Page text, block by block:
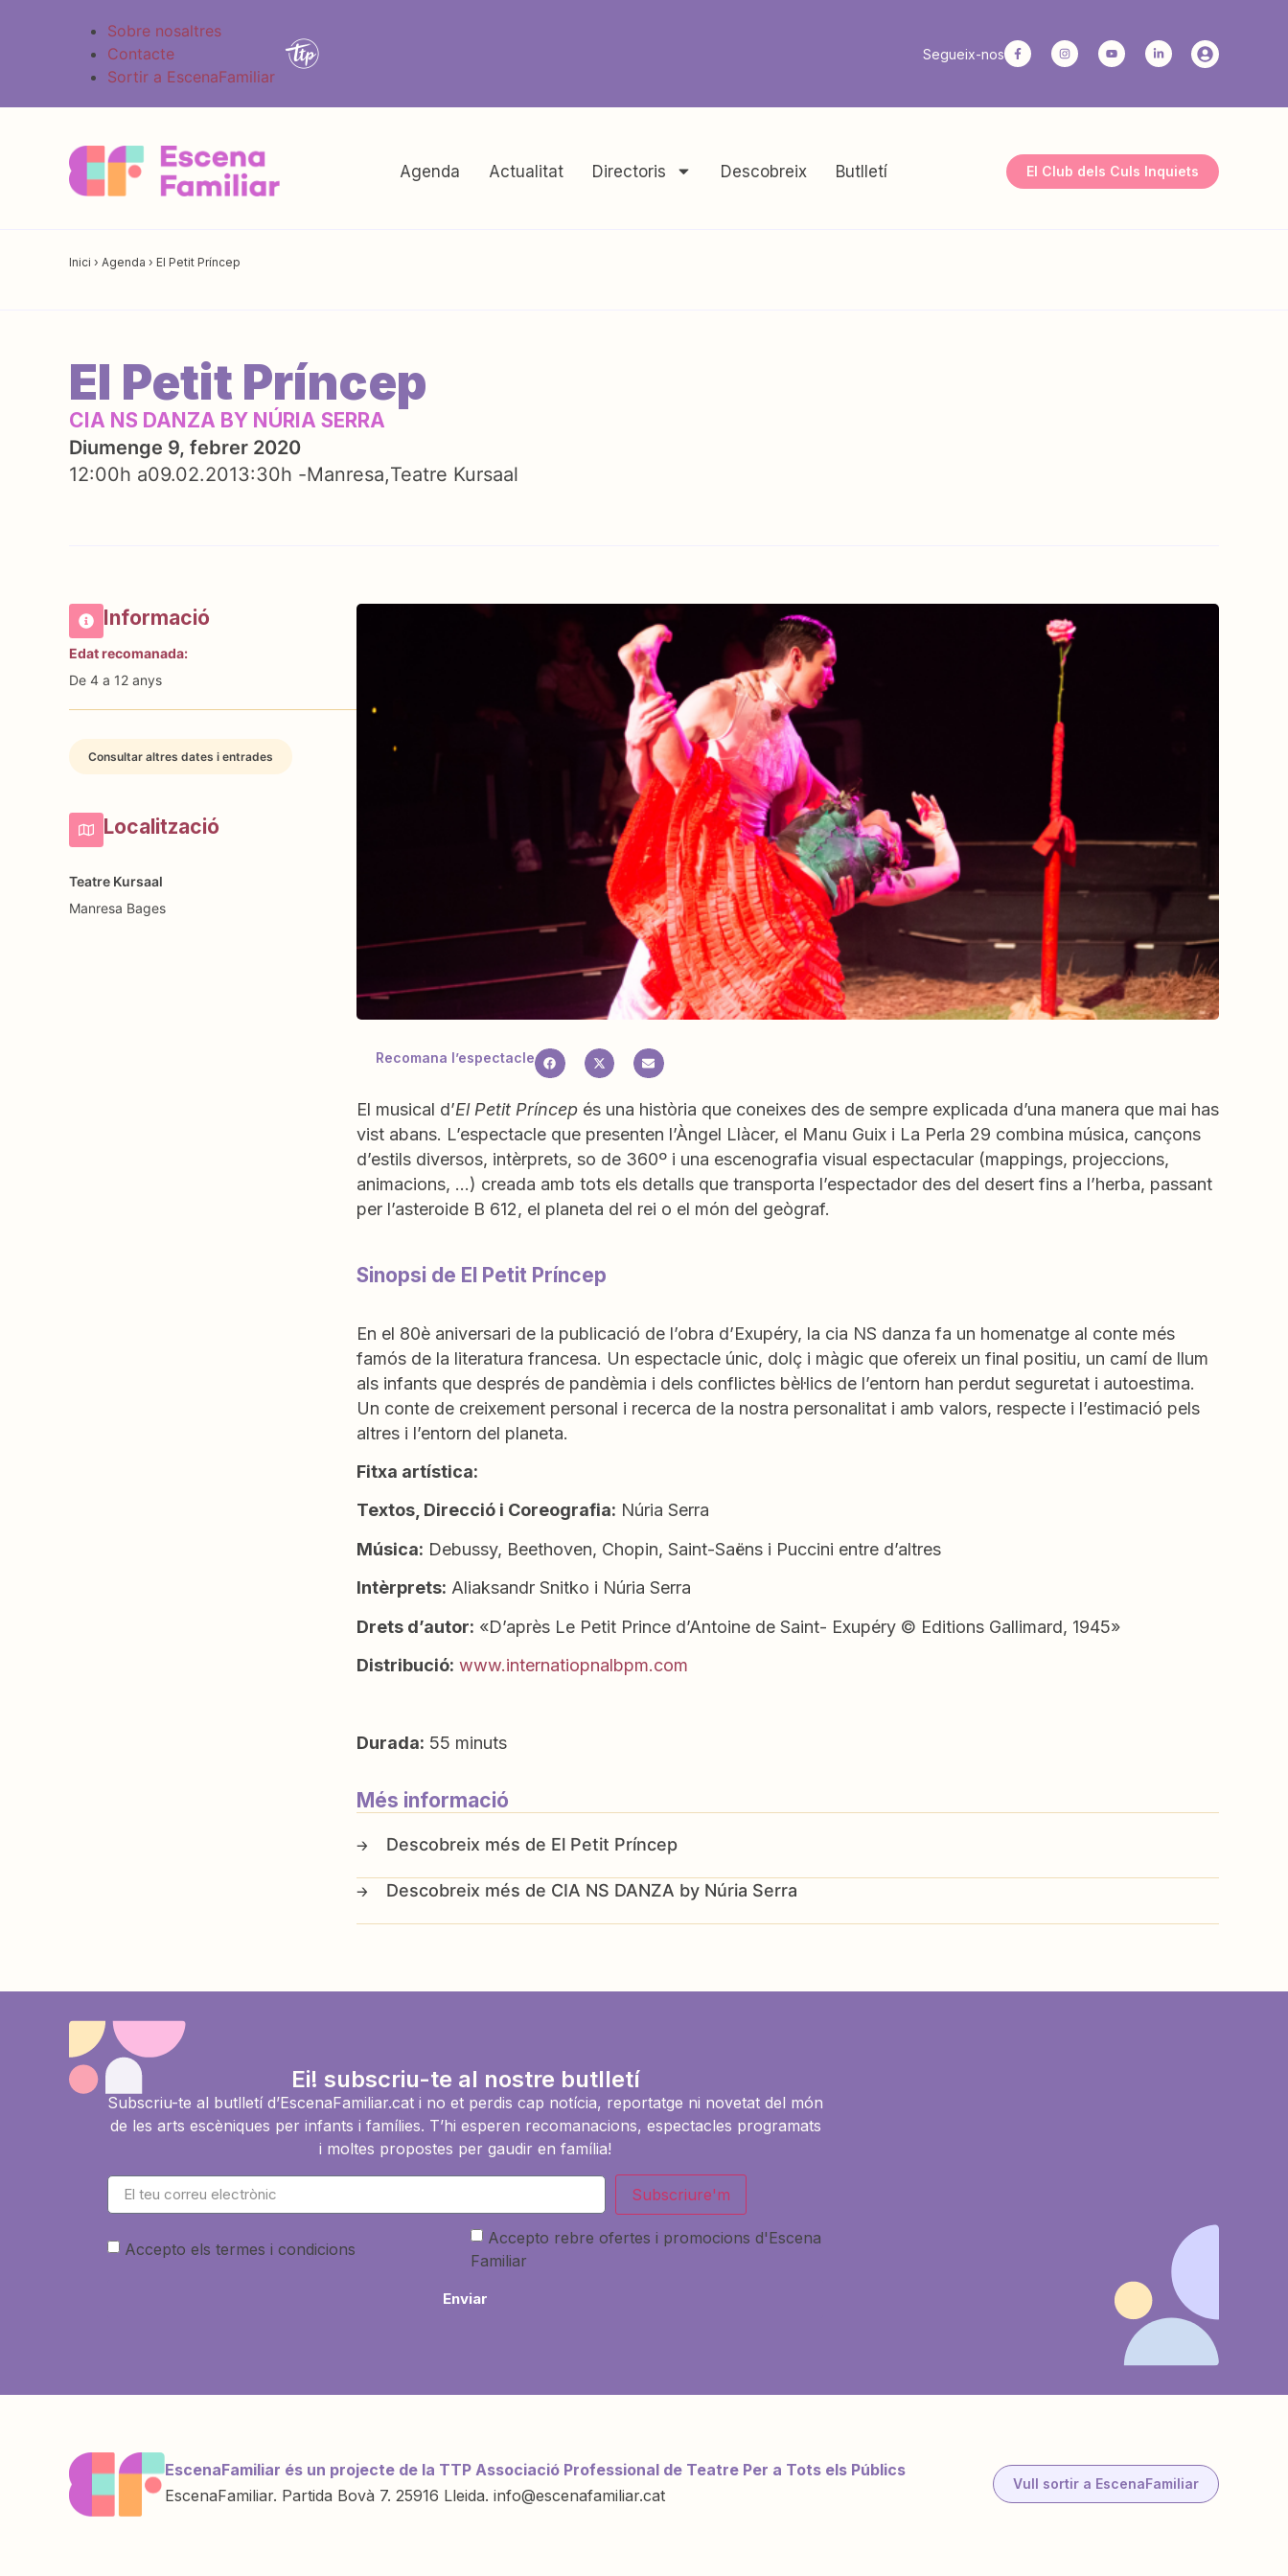
Sobre nosaltres
Contacte
Sortir a EscenaFamiliar
Segueix-nos
Agenda Actualitat Directoris Descobreix Butlletí El Club dels Culs Inquiets
Inici › Agenda › El Petit Príncep
El Petit Príncep
CIA NS DANZA BY NÚRIA SERRA
Diumenge 9, febrer 2020
12:00h a09.02.2013:30h -Manresa Teatre Kursaal
Informació
Edat recomanada:
De 4 a 12 anys
Consultar altres dates i entrades
Localització
Teatre Kursaal
Manresa Bages
Recomana l’espectacle
El musical d’El Petit Príncep és una història que coneixes des de sempre explicada d’una manera que mai has
vist abans. L’espectacle que presenten l’Àngel Llàcer, el Manu Guix i La Perla 29 combina música, cançons
d’estils diversos, intèrprets, so de 360º i una escenografia visual espectacular (mappings, projeccions,
animacions, …) creada amb tots els detalls que transporta l’espectador des del desert fins a l’herba, passant
per l’asteroide B 612, el planeta del rei o el món del geògraf.
Sinopsi de El Petit Príncep
En el 80è aniversari de la publicació de l’obra d’Exupéry, la cia NS danza fa un homenatge al conte més
famós de la literatura francesa. Un espectacle únic, dolç i màgic que ofereix un final positiu, un camí de llum
als infants que després de pandèmia i dels conflictes bèl·lics de l’entorn han perdut seguretat i autoestima.
Un conte de creixement personal i recerca de la nostra personalitat i amb valors, respecte i l’estimació pels
altres i l’entorn del planeta.
Fitxa artística:
Textos, Direcció i Coreografia: Núria Serra
Música: Debussy, Beethoven, Chopin, Saint-Saëns i Puccini entre d’altres
Intèrprets: Aliaksandr Snitko i Núria Serra
Drets d’autor: «D’après Le Petit Prince d’Antoine de Saint- Exupéry © Editions Gallimard, 1945»
Distribució: www.internatiopnalbpm.com
Durada: 55 minuts
Més informació
El Petit Príncep
CIA NS DANZA by Núria Serra
Ei! subscriu-te al nostre butlletí
Subscriu-te al butlletí d’EscenaFamiliar.cat i no et perdis cap notícia, reportatge ni novetat del món
de les arts escèniques per infants i famílies. T’hi esperen recomanacions, espectacles programats
i moltes propostes per gaudir en família!
Subscriure'm
Accepto els termes i condicions
Accepto rebre ofertes i promocions d'Escena
Familiar
Enviar
EscenaFamiliar és un projecte de la TTP Associació Professional de Teatre Per a Tots els Públics
EscenaFamiliar. Partida Bovà 7. 25916 Lleida. info@escenafamiliar.cat
Vull sortir a EscenaFamiliar